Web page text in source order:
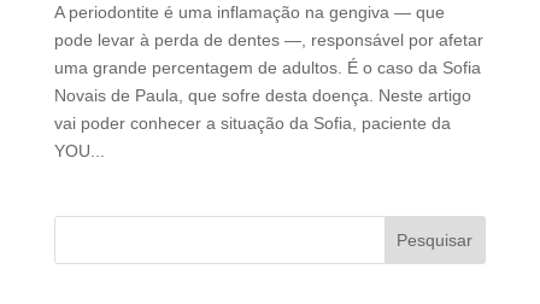
A periodontite é uma inflamação na gengiva — que
pode levar à perda de dentes —, responsável por afetar
uma grande percentagem de adultos. É o caso da Sofia
Novais de Paula, que sofre desta doença. Neste artigo
vai poder conhecer a situação da Sofia, paciente da
YOU...
Pesquisar